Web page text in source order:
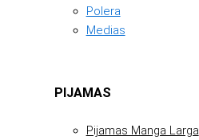
Polera
Medias
PIJAMAS
Pijamas Manga Larga